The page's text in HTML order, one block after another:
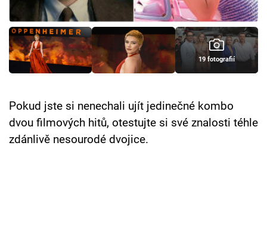
Cool Esport
Pořady
TV Program
Sledujte prima+
Přihlášení
19 fotografií
Pokud jste si nenechali ujít jedinečné kombo
dvou filmových hitů, otestujte si své znalosti téhle
zdánlivě nesourodé dvojice.